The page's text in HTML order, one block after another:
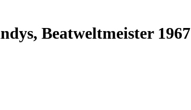
Beatweltmeister 1967